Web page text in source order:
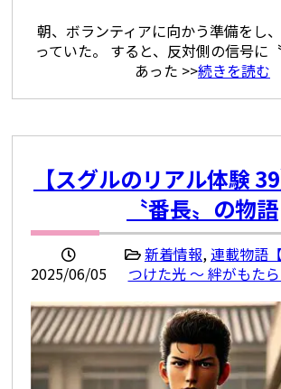
朝、ボランティアに向かう準備をし
っていた。 すると、反対側の信号に
あった >>続きを読む
【スグルのリアル体験
〝番長〟の物語
2025/06/05
新着情報,連載物語
つけた光 ～ 絆がもたら